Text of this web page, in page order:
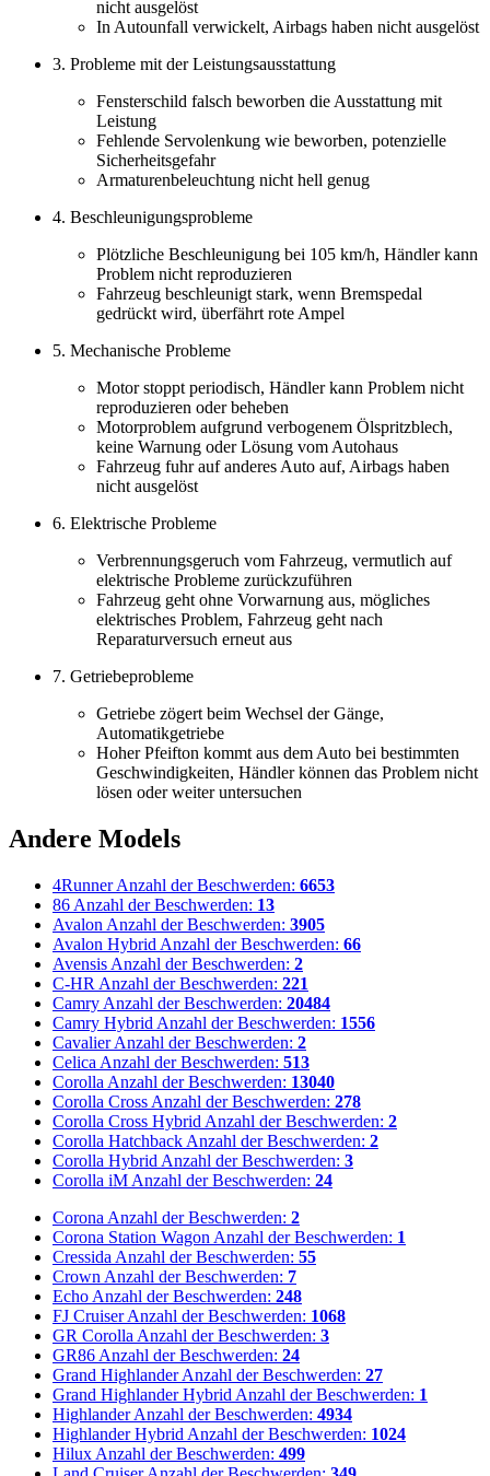
nicht ausgelöst
In Autounfall verwickelt, Airbags haben nicht ausgelöst
3. Probleme mit der Leistungsausstattung
Fensterschild falsch beworben die Ausstattung mit
Leistung
Fehlende Servolenkung wie beworben, potenzielle
Sicherheitsgefahr
Armaturenbeleuchtung nicht hell genug
4. Beschleunigungsprobleme
Plötzliche Beschleunigung bei 105 km/h, Händler kann
Problem nicht reproduzieren
Fahrzeug beschleunigt stark, wenn Bremspedal
gedrückt wird, überfährt rote Ampel
5. Mechanische Probleme
Motor stoppt periodisch, Händler kann Problem nicht
reproduzieren oder beheben
Motorproblem aufgrund verbogenem Ölspritzblech,
keine Warnung oder Lösung vom Autohaus
Fahrzeug fuhr auf anderes Auto auf, Airbags haben
nicht ausgelöst
6. Elektrische Probleme
Verbrennungsgeruch vom Fahrzeug, vermutlich auf
elektrische Probleme zurückzuführen
Fahrzeug geht ohne Vorwarnung aus, mögliches
elektrisches Problem, Fahrzeug geht nach
Reparaturversuch erneut aus
7. Getriebeprobleme
Getriebe zögert beim Wechsel der Gänge,
Automatikgetriebe
Hoher Pfeifton kommt aus dem Auto bei bestimmten
Geschwindigkeiten, Händler können das Problem nicht
lösen oder weiter untersuchen
Andere Models
4Runner Anzahl der Beschwerden: 6653
86 Anzahl der Beschwerden: 13
Avalon Anzahl der Beschwerden: 3905
Avalon Hybrid Anzahl der Beschwerden: 66
Avensis Anzahl der Beschwerden: 2
C-HR Anzahl der Beschwerden: 221
Camry Anzahl der Beschwerden: 20484
Camry Hybrid Anzahl der Beschwerden: 1556
Cavalier Anzahl der Beschwerden: 2
Celica Anzahl der Beschwerden: 513
Corolla Anzahl der Beschwerden: 13040
Corolla Cross Anzahl der Beschwerden: 278
Corolla Cross Hybrid Anzahl der Beschwerden: 2
Corolla Hatchback Anzahl der Beschwerden: 2
Corolla Hybrid Anzahl der Beschwerden: 3
Corolla iM Anzahl der Beschwerden: 24
Corona Anzahl der Beschwerden: 2
Corona Station Wagon Anzahl der Beschwerden: 1
Cressida Anzahl der Beschwerden: 55
Crown Anzahl der Beschwerden: 7
Echo Anzahl der Beschwerden: 248
FJ Cruiser Anzahl der Beschwerden: 1068
GR Corolla Anzahl der Beschwerden: 3
GR86 Anzahl der Beschwerden: 24
Grand Highlander Anzahl der Beschwerden: 27
Grand Highlander Hybrid Anzahl der Beschwerden: 1
Highlander Anzahl der Beschwerden: 4934
Highlander Hybrid Anzahl der Beschwerden: 1024
Hilux Anzahl der Beschwerden: 499